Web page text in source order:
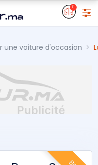
0
une voiture d'occasion